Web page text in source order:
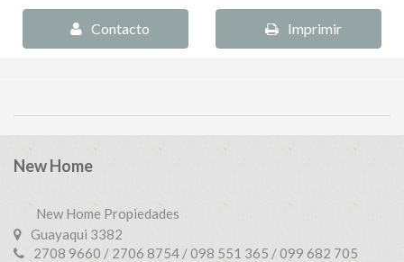
Contacto Imprimir
New Home
New Home Propiedades
Guayaqui 3382
2708 9660 / 2706 8754 / 098 551 365 / 099 682 705